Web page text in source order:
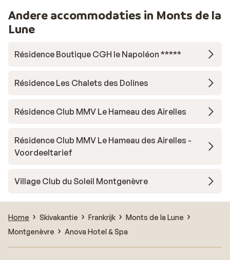
Andere accommodaties in Monts de la
Lune
Résidence Boutique CGH le Napoléon *****
Résidence Les Chalets des Dolines
Résidence Club MMV Le Hameau des Airelles
Résidence Club MMV Le Hameau des Airelles -
Voordeeltarief
Village Club du Soleil Montgenèvre
Home Skivakantie Frankrijk
Monts de la Lune
Montgenèvre
Anova Hotel & Spa